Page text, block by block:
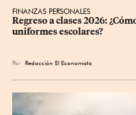
FINANZAS PERSONALES
Regreso a clases 2026:
uniformes escolares?
Por Redacción El Economista